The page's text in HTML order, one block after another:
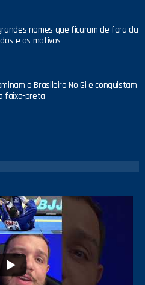
nomes que ficaram de fora da
e os motivos
o Brasileiro No Gi e conquistam
faixa-preta